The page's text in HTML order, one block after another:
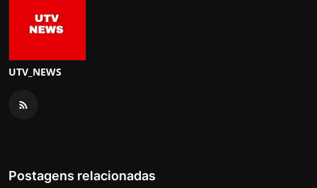
UTV_NEWS
Postagens relacionadas